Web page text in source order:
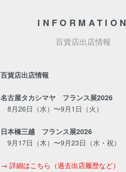
INFORMATION
百貨店出店情報
百貨店出店情報
名古屋タカシマヤ フランス展2026
8月26日（水）〜9月1日（火）
日本橋三越 フランス展2026
9月17日（木）〜9月23日（水・祝）
→ 詳細はこちら（過去出店履歴など）